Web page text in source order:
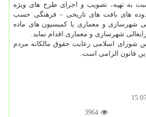
به تهیه، تصویب و اجرای طرح های ویژه
های بافت های تاریخی – فرهنگی حسب
شهرسازی و معماری یا كمیسیون های ماده
شهرسازی و معماری اقدام نماید.
شورای اسلامی رعایت حقوق مالكانه مردم
3964